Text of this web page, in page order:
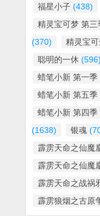
福星小子 (438)
精灵宝可梦 第三
(370)
精灵宝
聪明的一休 (596)
蜡笔小新 第一季
蜡笔小新 第五季
蜡笔小新 第四季
(1638)
银魂
霹雳天命之仙魔
霹雳天命之仙魔
霹雳天命之战祸
霹雳狼烟之古原